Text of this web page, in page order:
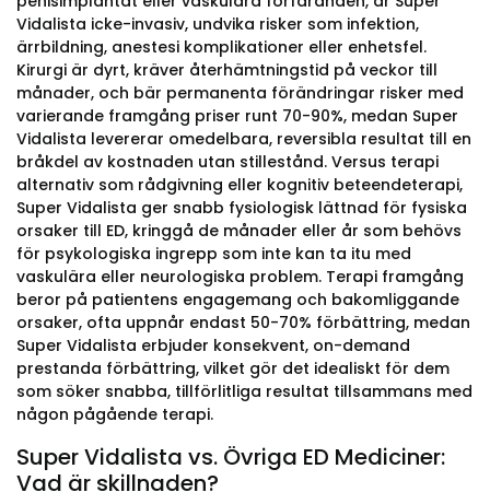
Vidalista icke-invasiv, undvika risker som infektion,
ärrbildning, anestesi komplikationer eller enhetsfel.
Kirurgi är dyrt, kräver återhämtningstid på veckor till
månader, och bär permanenta förändringar risker med
varierande framgång priser runt 70-90%, medan Super
Vidalista levererar omedelbara, reversibla resultat till en
bråkdel av kostnaden utan stillestånd. Versus terapi
alternativ som rådgivning eller kognitiv beteendeterapi,
Super Vidalista ger snabb fysiologisk lättnad för fysiska
orsaker till ED, kringgå de månader eller år som behövs
för psykologiska ingrepp som inte kan ta itu med
vaskulära eller neurologiska problem. Terapi framgång
beror på patientens engagemang och bakomliggande
orsaker, ofta uppnår endast 50-70% förbättring, medan
Super Vidalista erbjuder konsekvent, on-demand
prestanda förbättring, vilket gör det idealiskt för dem
som söker snabba, tillförlitliga resultat tillsammans med
någon pågående terapi.
Super Vidalista vs. Övriga ED Mediciner:
Vad är skillnaden?